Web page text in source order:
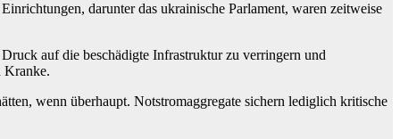
darunter das ukrainische Parlament, waren zeitweise
auf die beschädigte Infrastruktur zu verringern und
Kranke.
wenn überhaupt. Notstromaggregate sichern lediglich kritische